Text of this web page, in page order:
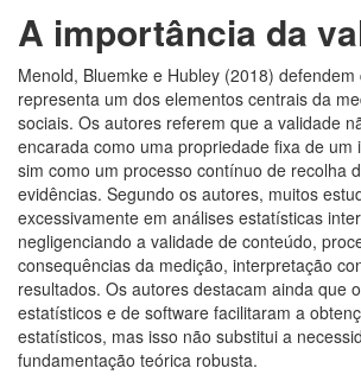
A importância da
Menold, Bluemke e Hubley (2018)
representa um dos elementos centrais da
sociais. Os autores referem que a validade
encarada como uma propriedade fixa de um
sim como um processo contínuo de recolha
evidências. Segundo os autores, muitos
excessivamente em análises estatísticas
negligenciando a validade de conteúdo,
consequências da medição, interpretação
resultados. Os autores destacam ainda que
estatísticos e de software facilitaram a
estatísticos, mas isso não substitui a
fundamentação teórica robusta.